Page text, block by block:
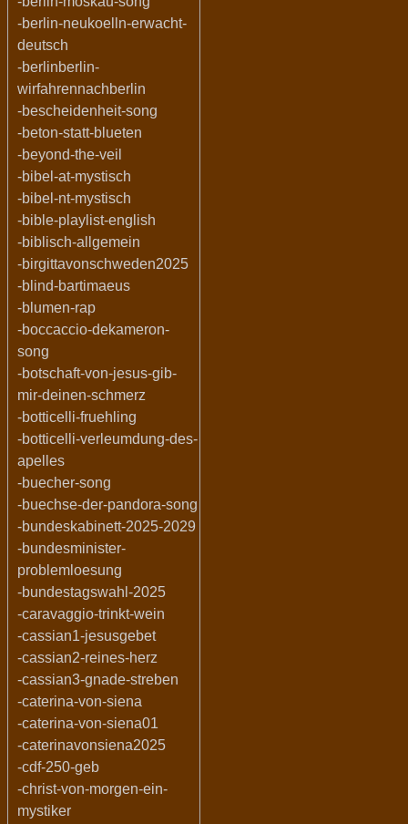
-berlin-neukoelln-erwacht-
deutsch
-berlinberlin-
wirfahrennachberlin
-bescheidenheit-song
-beton-statt-blueten
-beyond-the-veil
-bibel-at-mystisch
-bibel-nt-mystisch
-bible-playlist-english
-biblisch-allgemein
-birgittavonschweden2025
-blind-bartimaeus
-blumen-rap
-boccaccio-dekameron-
song
-botschaft-von-jesus-gib-
mir-deinen-schmerz
-botticelli-fruehling
-botticelli-verleumdung-des-
apelles
-buecher-song
-buechse-der-pandora-song
-bundeskabinett-2025-2029
-bundesminister-
problemloesung
-bundestagswahl-2025
-caravaggio-trinkt-wein
-cassian1-jesusgebet
-cassian2-reines-herz
-cassian3-gnade-streben
-caterina-von-siena
-caterina-von-siena01
-caterinavonsiena2025
-cdf-250-geb
-christ-von-morgen-ein-
mystiker